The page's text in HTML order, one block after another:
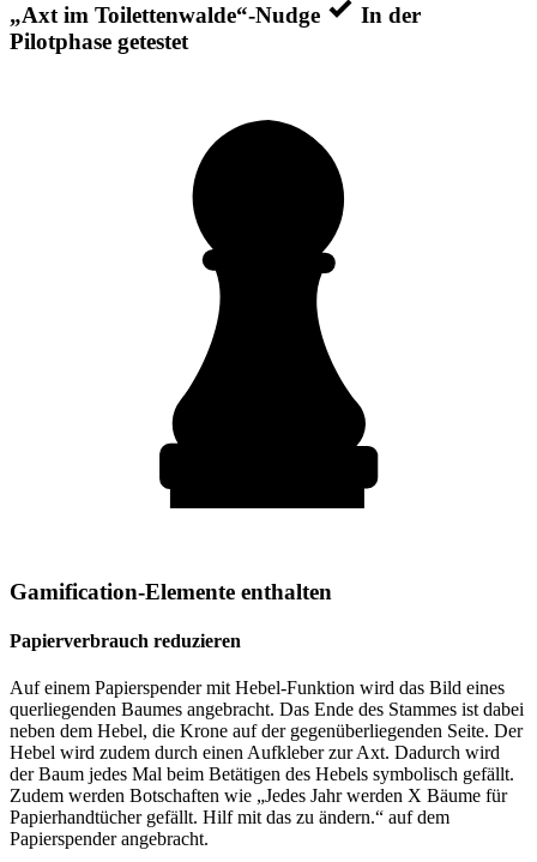
„Axt im Toilettenwalde“-Nudge
In der
Pilotphase getestet
Gamification-Elemente enthalten
Papierverbrauch reduzieren
Auf einem Papierspender mit Hebel-Funktion wird das Bild eines
querliegenden Baumes angebracht. Das Ende des Stammes ist dabei
neben dem Hebel, die Krone auf der gegenüberliegenden Seite. Der
Hebel wird zudem durch einen Aufkleber zur Axt. Dadurch wird
der Baum jedes Mal beim Betätigen des Hebels symbolisch gefällt.
Zudem werden Botschaften wie „Jedes Jahr werden X Bäume für
Papierhandtücher gefällt. Hilf mit das zu ändern.“ auf dem
Papierspender angebracht.